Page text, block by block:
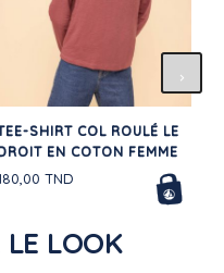
SHIRT COL ROULÉ LE
EN COTON FEMME
TND
LE LOOK